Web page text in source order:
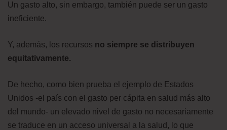
Un gasto alto, sin embargo, también puede ser un gasto
ineficiente.
Y, además, los recursos no siempre se distribuyen
equitativamente.
De hecho, como bien prueba el ejemplo de Estados
Unidos -el país con el gasto per cápita en salud más alto
del mundo- un elevado nivel de gasto no necesariamente
se traduce en un acceso universal a la salud, lo que